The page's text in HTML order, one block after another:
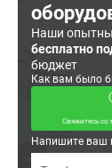
Наши
бесплатно
бюджет
Как вам было
Свяжитесь со
Напишите ваш